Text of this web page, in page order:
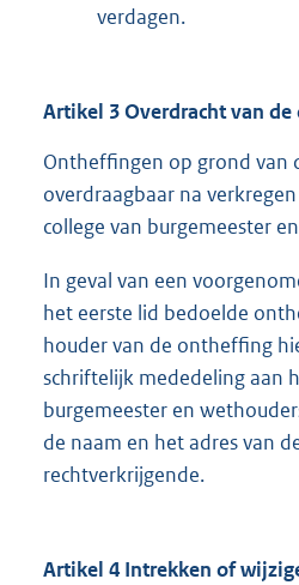
verdagen.
Artikel 3 Overdracht van
Ontheffingen op grond van
overdraagbaar na
college van burgemeester
In geval van een
het eerste lid bedoelde
houder van de ontheffing
schriftelijk mededeling aan
burgemeester en
de naam en het adres van
rechtverkrijgende.
Artikel 4 Intrekken of